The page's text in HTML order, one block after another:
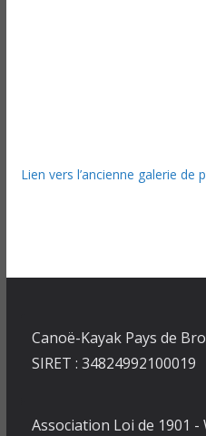
Lien vers l’ancienne galerie de
Canoë-Kayak Pays de
SIRET : 34824992100019
Association Loi de 1901 -